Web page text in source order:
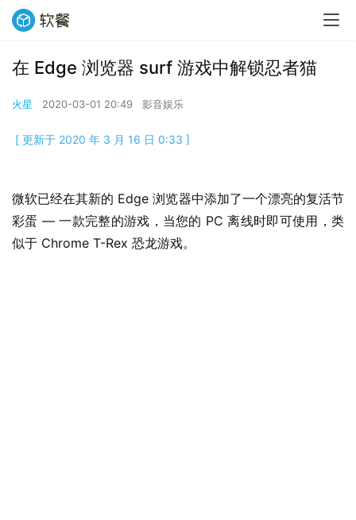
在 Edge 浏览器 surf 游戏中解锁忍者猫
火星 2020-03-01 20:49 影音娱乐
[ 更新于 2020 年 3 月 16 日 0:33 ]
微软已经在其新的 Edge 浏览器中添加了一个漂亮的复活节
彩蛋 — 一款完整的游戏，当您的 PC 离线时即可使用，类
似于 Chrome T-Rex 恐龙游戏。